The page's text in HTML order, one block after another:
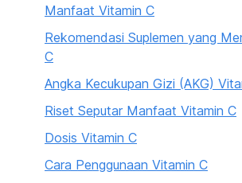
Manfaat Vitamin C
Rekomendasi Suplemen yang
C
Angka Kecukupan Gizi (AKG)
Riset Seputar Manfaat Vitamin C
Dosis Vitamin C
Cara Penggunaan Vitamin C